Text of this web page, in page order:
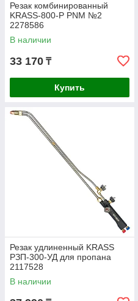
Резак комбинированный
KRASS-800-Р PNM №2
2278586
В наличии
33 170 ₸
Купить
Резак удлиненный KRASS
РЗП-300-УД для пропана
2117528
В наличии